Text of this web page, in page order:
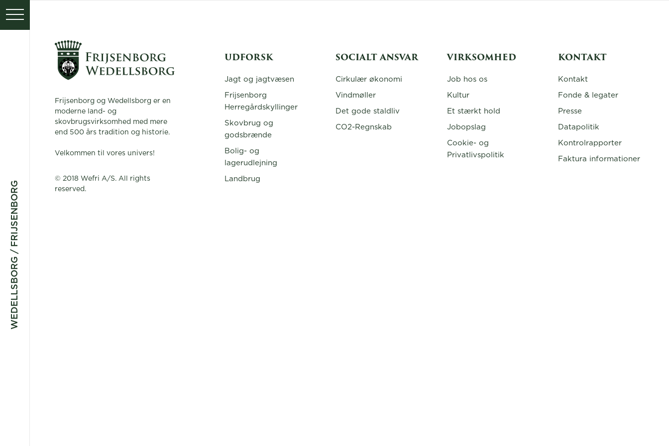
WEDELLSBORG / FRIJSENBORG
Frijsenborg og Wedellsborg er en
moderne land- og
skovbrugsvirksomhed med mere
end 500 års tradition og historie.
Velkommen til vores univers!
© 2018 Wefri A/S. All rights
reserved.
UDFORSK
Jagt og jagtvæsen
Frijsenborg
Herregårdskyllinger
Skovbrug og
godsbrænde
Bolig- og
lagerudlejning
Landbrug
SOCIALT ANSVAR
Cirkulær økonomi
Vindmøller
Det gode staldliv
CO2-Regnskab
VIRKSOMHED
Job hos os
Kultur
Et stærkt hold
Jobopslag
Cookie- og
Privatlivspolitik
KONTAKT
Kontakt
Fonde & legater
Presse
Datapolitik
Kontrolrapporter
Faktura informationer